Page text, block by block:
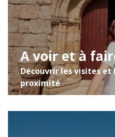
A voir et à
Découvrir les visites et
proximité